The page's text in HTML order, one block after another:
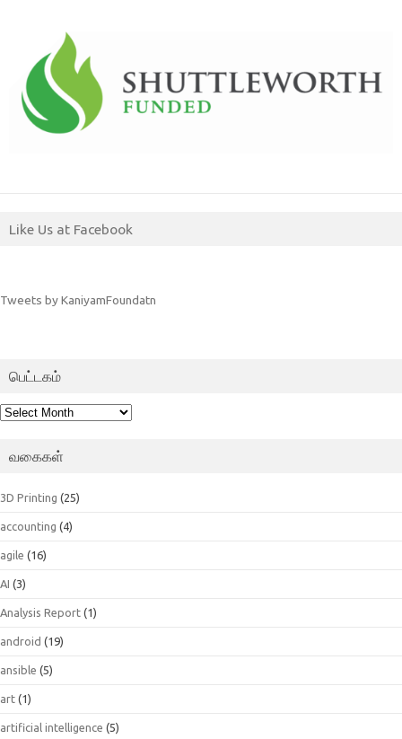
Like Us at Facebook
Tweets by KaniyamFoundatn
பெட்டகம்
பெட்டகம்
வகைகள்
3D Printing (25)
accounting (4)
agile (16)
AI (3)
Analysis Report (1)
android (19)
ansible (5)
art (1)
artificial intelligence (5)